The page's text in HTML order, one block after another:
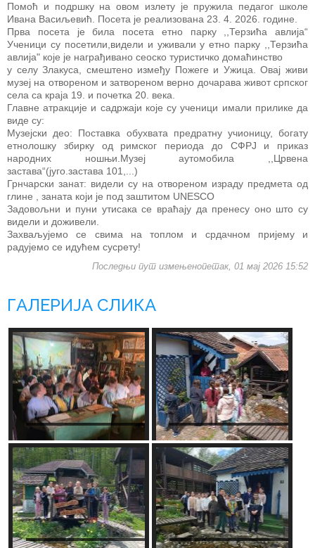
Помоћ и подршку на овом излету је пружила педагог школе
Ивана Васиљевић. Посета је реализована 23. 4. 2026. године.
Прва посета је била посета етно парку ,,Терзића авлија“
Ученици су посетили,видели и уживали у етно парку ,,Терзића
авлија" које је награђивано сеоско туристичко домаћинство
у селу Злакуса, смештено између Пожеге и Ужица. Овај живи
музеј на отвореном и затвореном верно дочарава живот српског
села са краја 19. и почетка 20. века.
Главне атракције и садржаји које су ученици имали прилике да
виде су:
Музејски део: Поставка обухвата предратну учионицу, богату
етнолошку збирку од римског периода до СФРЈ и приказ
народних ношњи.Музеј аутомобила ,,Црвена
застава“(југо.застава 101,...)
Грнчарски занат: видели су на отвореном израду предмета од
глине , заната који је под заштитом UNESCO
Задовољни и пуни утисака се враћају да пренесу оно што су
видели и доживели.
Захваљујемо се свима на топлом и срдачном пријему и
радујемо се идућем сусрету!
Последњи пут измењенопетак, 01 мај 2026 15:52
ГАЛЕРИЈА СЛИКА